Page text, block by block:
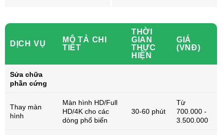
DỊCH VỤ
MÔ TẢ CHI
TIẾT
THỜI
GIAN
THỰC
HIỆN
GIÁ
(VNĐ)
Sửa chữa
phần cứng
Thay màn
hình
Màn hình HD/Full
HD/4K cho các
dòng phổ biến
30-60 phút
Từ
700.000 -
3.500.000